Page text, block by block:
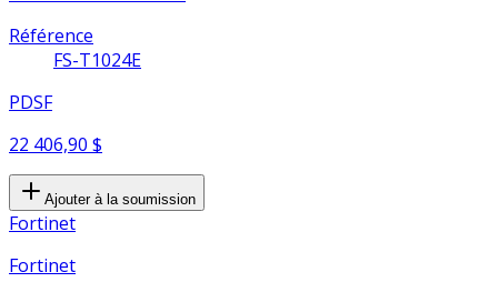
Référence
FS-T1024E
PDSF
22 406,90 $
Ajouter à la soumission
Fortinet
Fortinet